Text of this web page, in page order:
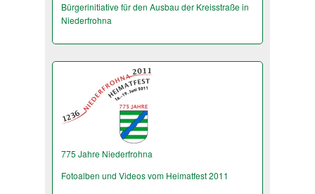
Bürgerinitiative für den Ausbau der Kreisstraße in
Niederfrohna
775 Jahre Niederfrohna
Fotoalben und Videos vom Heimatfest 2011